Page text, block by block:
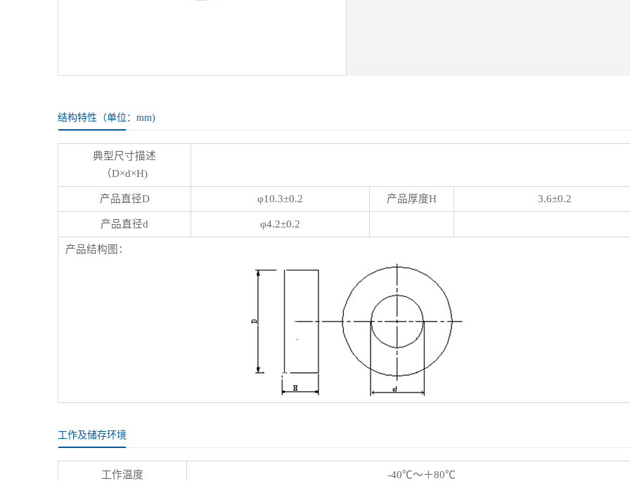
结构特性（单位：mm)
典型尺寸描述
（D×d×H)
产品直径D φ10.3±0.2 产品厚度H 3.6±0.2
产品直径d φ4.2±0.2
产品结构图：
工作及储存环境
工作温度 -40℃～＋80℃